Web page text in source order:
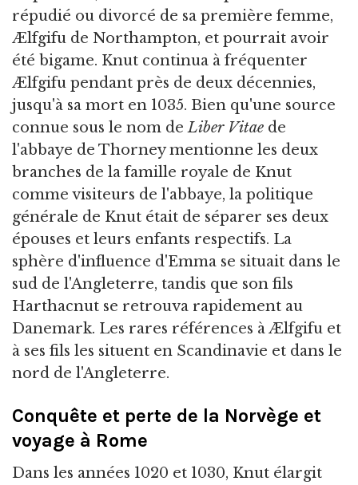
répudié ou divorcé de sa première femme,
Ælfgifu de Northampton, et pourrait avoir
été bigame. Knut continua à fréquenter
Ælfgifu pendant près de deux décennies,
jusqu'à sa mort en 1035. Bien qu'une source
connue sous le nom deLiber Vitae de
l'abbaye de Thorney mentionne les deux
branches de la famille royale de Knut
comme visiteurs de l'abbaye, la politique
générale de Knut était de séparer ses deux
épouses et leurs enfants respectifs. La
sphère d'influence d'Emma se situait dans le
sud de l'Angleterre, tandis que son fils
Harthacnut se retrouva rapidement au
Danemark. Les rares références à Ælfgifu et
à ses fils les situent en Scandinavie et dans le
nord de l'Angleterre.
Conquête et perte de la Norvège et
voyage à Rome
Dans les années 1020 et 1030, Knut élargit